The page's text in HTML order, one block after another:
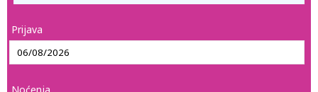
Prijava